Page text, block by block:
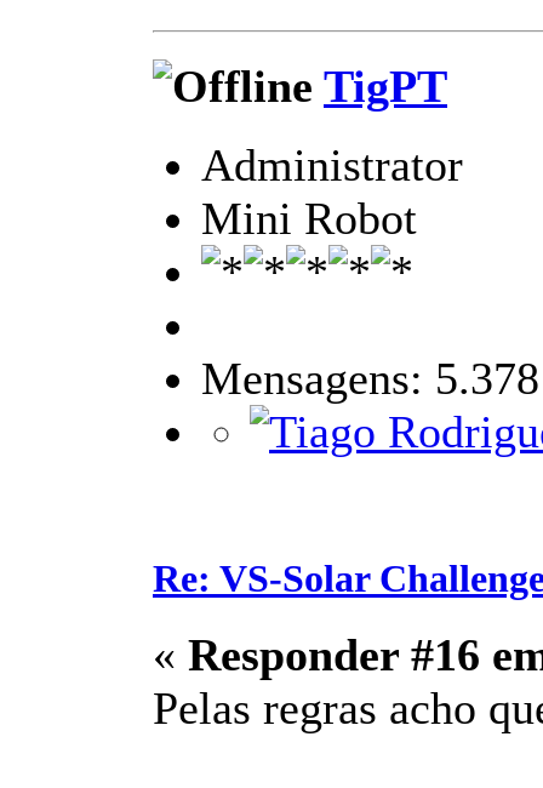
TigPT
Administrator
Mini Robot
Mensagens: 5.378
Re: VS-Solar
« Responder #16
Pelas regras acho